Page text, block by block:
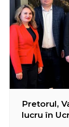
Pretorul,
lucru în